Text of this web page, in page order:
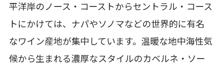
平洋岸のノース・コーストからセントラル・コース
トにかけては、ナパやソノマなどの世界的に有名
なワイン産地が集中しています。温暖な地中海性気
候から生まれる濃厚なスタイルのカベルネ・ソー